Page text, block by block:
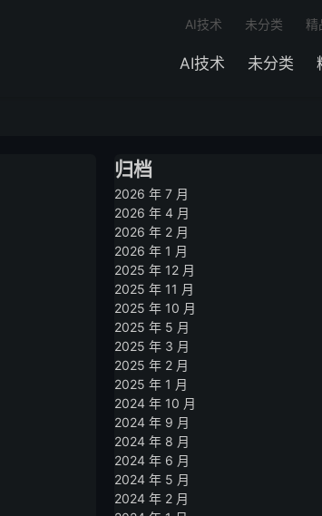
AI技术 未分类
AI技术 未分类 精
归档
2026 年 7 月
2026 年 4 月
2026 年 2 月
2026 年 1 月
2025 年 12 月
2025 年 11 月
2025 年 10 月
2025 年 5 月
2025 年 3 月
2025 年 2 月
2025 年 1 月
2024 年 10 月
2024 年 9 月
2024 年 8 月
2024 年 6 月
2024 年 5 月
2024 年 2 月